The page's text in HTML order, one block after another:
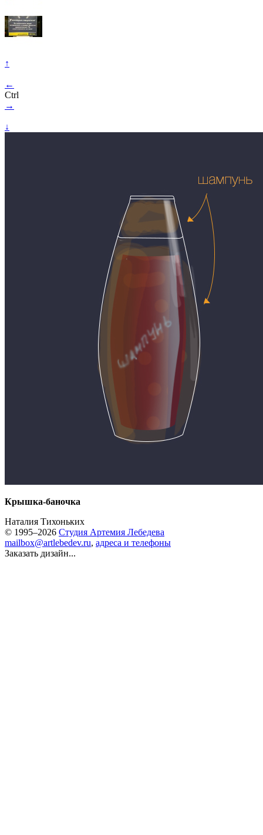
↑
←
Ctrl
→
↓
Крышка-баночка
Наталия Тихоньких
© 1995–2026 Студия Артемия Лебедева
mailbox@artlebedev.ru, адреса и телефоны
Заказать дизайн...